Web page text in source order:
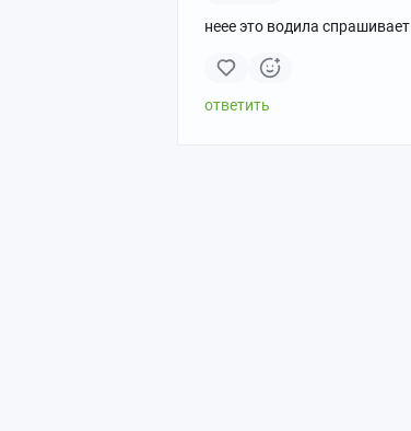
неее это водила